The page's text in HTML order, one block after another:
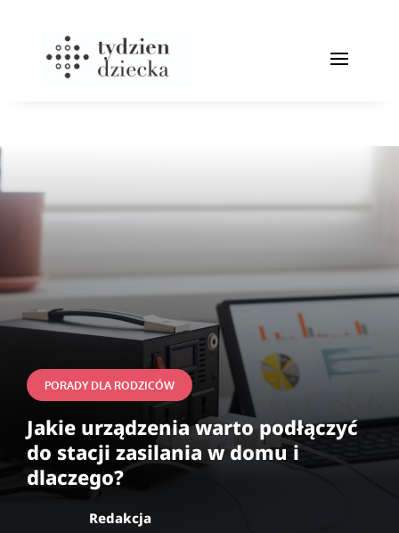
PORADY DLA RODZICÓW
Jakie urządzenia warto podłączyć
do stacji zasilania w domu i
dlaczego?
Redakcja